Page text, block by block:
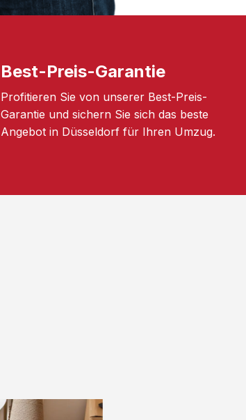
Best-Preis-Garantie
Profitieren Sie von unserer Best-Preis-
Garantie und sichern Sie sich das beste
Angebot in Düsseldorf für Ihren Umzug.